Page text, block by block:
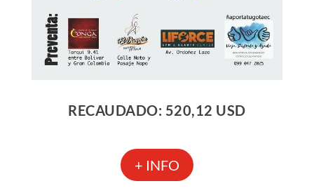
RECAUDADO: 520,12 USD
+ INFO